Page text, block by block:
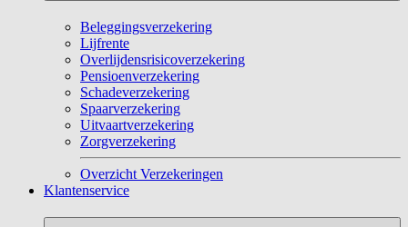
Beleggingsverzekering
Lijfrente
Overlijdensrisicoverzekering
Pensioenverzekering
Schadeverzekering
Spaarverzekering
Uitvaartverzekering
Zorgverzekering
Overzicht Verzekeringen
Klantenservice